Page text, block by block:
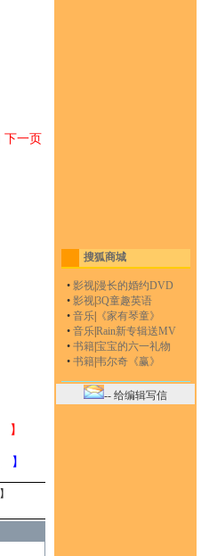
下一页
】
搜狐商城
• 影视漫长的婚约DVD
• 影视3Q童趣英语
• 音乐
《家有琴童》
• 音乐Rain新专辑送MV
• 书籍宝宝的六一礼物
• 书籍韦尔奇《赢》
-- 给编辑写信